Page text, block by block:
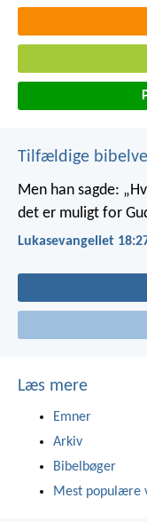
Tilfældige
Men han sagde:
det er muligt for
Lukasevangeliet
Læs mere
Emner
Arkiv
Bibelbøger
Mest populære